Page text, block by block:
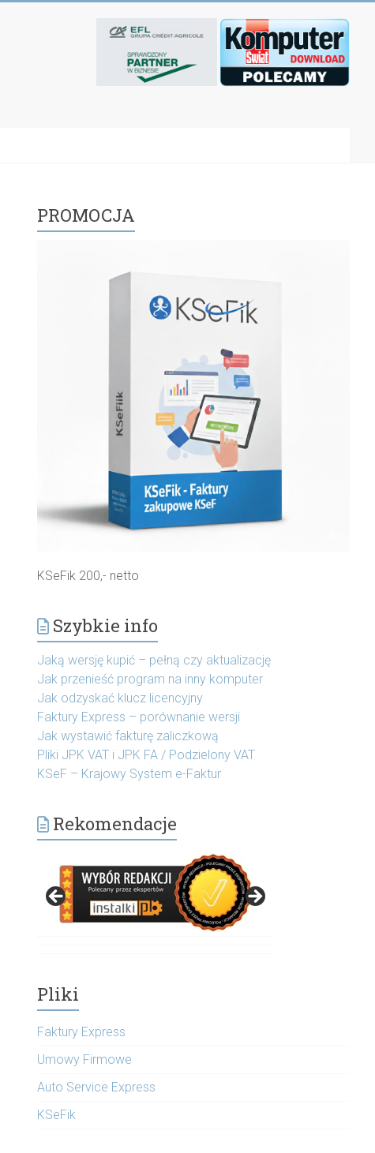
PROMOCJA
KSeFik 200,- netto
Szybkie info
Jaką wersję kupić – pełną czy aktualizację
Jak przenieść program na inny komputer
Jak odzyskać klucz licencyjny
Faktury Express – porównanie wersji
Jak wystawić fakturę zaliczkową
Pliki JPK VAT i JPK FA / Podzielony VAT
KSeF – Krajowy System e-Faktur
Rekomendacje
Pliki
Faktury Express
Umowy Firmowe
Auto Service Express
KSeFik